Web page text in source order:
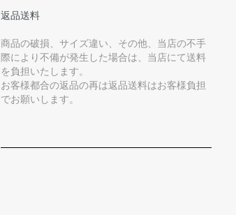
返品送料
商品の破損、サイズ違い、その他、当店の不手
際により不備が発生した場合は、当店にて送料
を負担いたします。
お客様都合の返品の再は返品送料はお客様負担
でお願いします。